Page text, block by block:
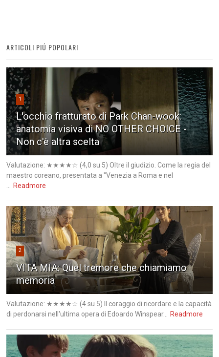
ARTICOLI PIÚ POPOLARI
1
L'occhio fratturato di Park Chan-wook:
anatomia visiva di NO OTHER CHOICE -
Non c'è altra scelta
Valutazione: ★★★★☆ (4,0 su 5) Oltre il giudizio. Come la regia del
maestro coreano, presentata a "Venezia a Roma e nel
... Readmore
2
VITA MIA: Quel tremore che chiamiamo
memoria
Valutazione: ★★★★☆ (4 su 5) Il coraggio di ricordare e la capacità
di perdonarsi nell'ultima opera di Edoardo Winspear... Readmore